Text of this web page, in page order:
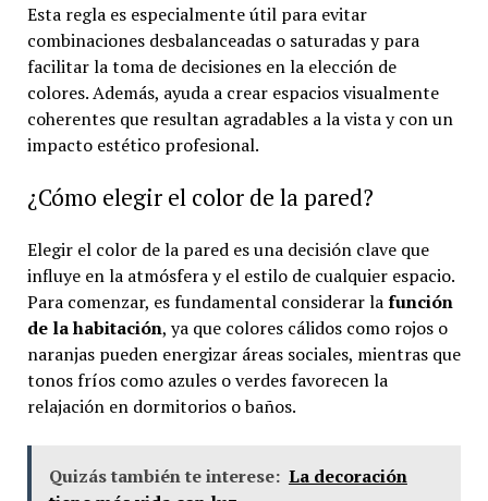
Esta regla es especialmente útil para evitar
combinaciones desbalanceadas o saturadas y para
facilitar la toma de decisiones en la elección de
colores. Además, ayuda a crear espacios visualmente
coherentes que resultan agradables a la vista y con un
impacto estético profesional.
¿Cómo elegir el color de la pared?
Elegir el color de la pared es una decisión clave que
influye en la atmósfera y el estilo de cualquier espacio.
Para comenzar, es fundamental considerar lafunción
de la habitación, ya que colores cálidos como rojos o
naranjas pueden energizar áreas sociales, mientras que
tonos fríos como azules o verdes favorecen la
relajación en dormitorios o baños.
Quizás también te interese: La decoración